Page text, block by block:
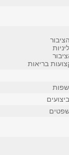
בריאות
שפות